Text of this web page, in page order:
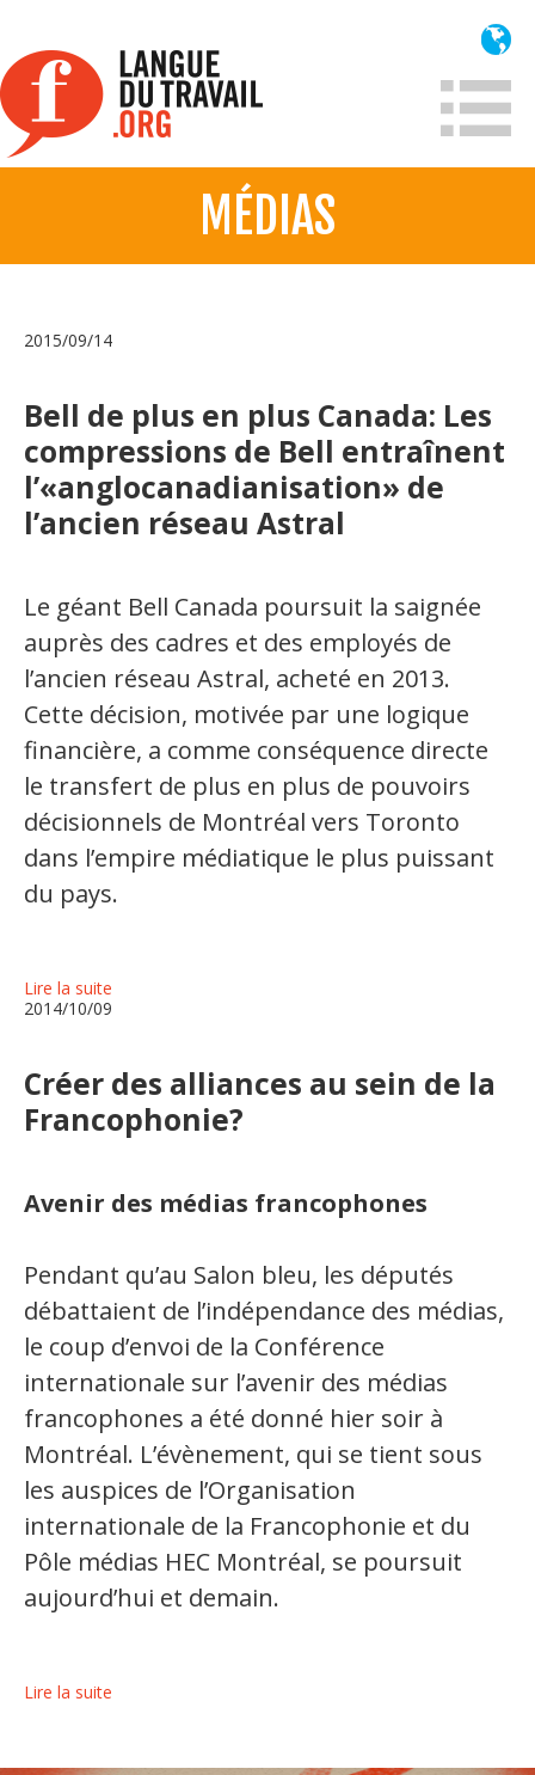
contenu
principal
Qui sommes-nous?
Historique
Information
Lois et jurisprudence
Organismes de la langue française
Publications
Francophonie internationale
Expressions et jeux de lettres
Vidéos
Revue de presse
Francisation de l'Administration
Secteurs d'activité
Plastiques et composites
Aéronautique
Métallurgie
Automobile
Terminologie
Ressources terminologiques
Capsules linguistiques
Jeux et outils terminolinguistiques
MÉDIAS
2015/09/14
Bell de plus en plus Canada: Les
compressions de Bell entraînent
l’«anglocanadianisation» de
l’ancien réseau Astral
Le géant Bell Canada poursuit la saignée
auprès des cadres et des employés de
l’ancien réseau Astral, acheté en 2013.
Cette décision, motivée par une logique
financière, a comme conséquence directe
le transfert de plus en plus de pouvoirs
décisionnels de Montréal vers Toronto
dans l’empire médiatique le plus puissant
du pays.
Lire la suite
2014/10/09
Créer des alliances au sein de la
Francophonie?
Avenir des médias francophones
Pendant qu’au Salon bleu, les députés
débattaient de l’indépendance des médias,
le coup d’envoi de la Conférence
internationale sur l’avenir des médias
francophones a été donné hier soir à
Montréal. L’évènement, qui se tient sous
les auspices de l’Organisation
internationale de la Francophonie et du
Pôle médias HEC Montréal, se poursuit
aujourd’hui et demain.
Lire la suite